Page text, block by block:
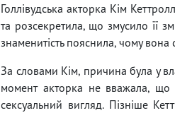
Голлівудська акторка Кім
та розсекретила, що змусило її
знаменитість пояснила, чому
За словами Кім, причина була у
момент акторка не вважала,
сексуальний вигляд. Пізніше